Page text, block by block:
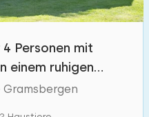
Personen mit
einem ruhigen
Gramsbergen